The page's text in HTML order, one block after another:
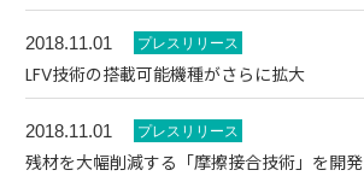
2018.11.01
LFV技術の搭載可能機種がさらに拡大
2018.11.01
残材を大幅削減する「摩擦接合技術」を開発